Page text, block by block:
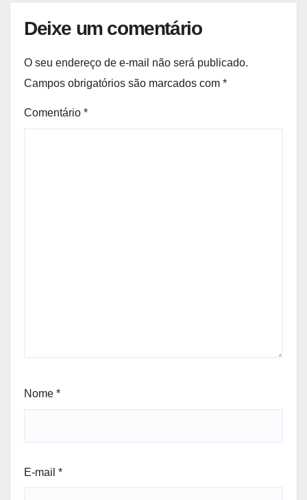
Deixe um comentário
O seu endereço de e-mail não será publicado.
Campos obrigatórios são marcados com *
Comentário *
Nome *
E-mail *